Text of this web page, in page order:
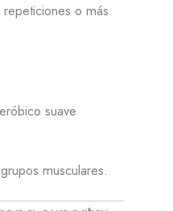
o más
suave
musculares.